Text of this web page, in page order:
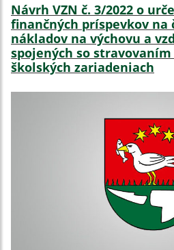
Návrh VZN č. 3/2022 o
finančných príspevkov na
nákladov na výchovu a
spojených so stravovaním
školských zariadeniach